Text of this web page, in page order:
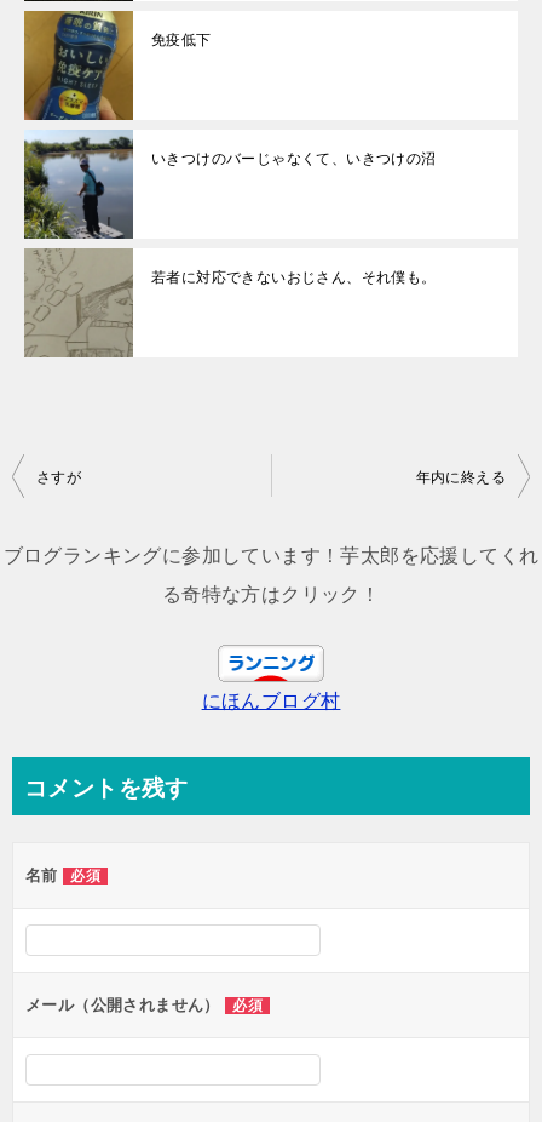
免疫低下
いきつけのバーじゃなくて、いきつけの沼
若者に対応できないおじさん、それ僕も。
投
ナ
ン
さすが 年内に終える
ブログランキングに参加しています！芋太郎を応援してくれ
る奇特な方はクリック！
にほんブログ村
コメントを残す
名前 必須
メール（公開されません） 必須